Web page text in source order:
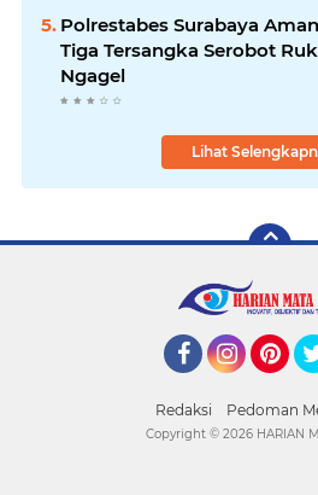
Polrestabes Surabaya
Tiga Tersangka Serobot
Ngagel
Lihat
Redaksi Pedoman
Copyright © 2026 HARIAN